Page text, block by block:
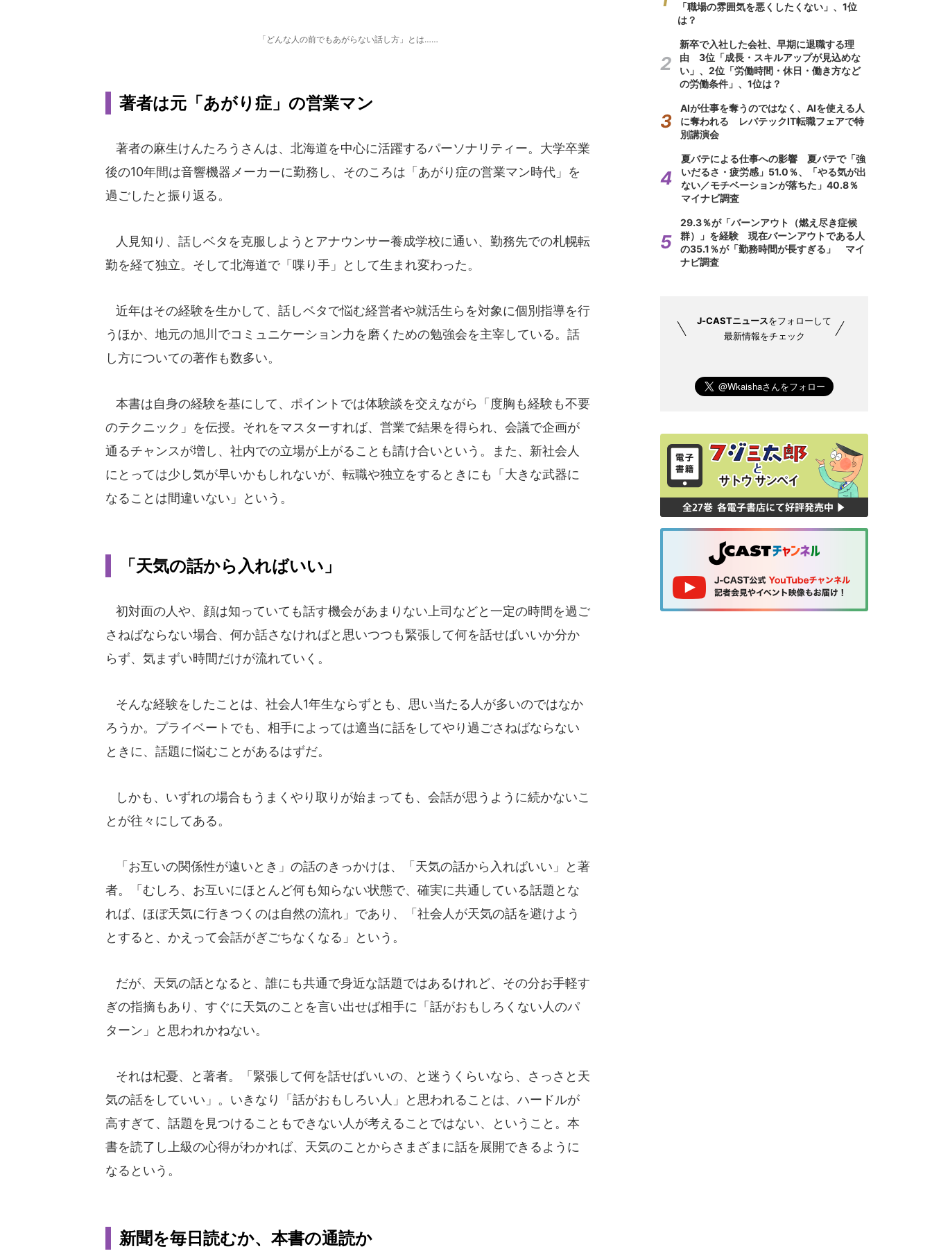
「どんな人の前でもあがらない話し方」とは……
著者は元「あがり症」の営業マン
著者の麻生けんたろうさんは、北海道を中心に活躍するパーソナリティー。大学卒業
後の10年間は音響機器メーカーに勤務し、そのころは「あがり症の営業マン時代」を
過ごしたと振り返る。
人見知り、話しベタを克服しようとアナウンサー養成学校に通い、勤務先での札幌転
勤を経て独立。そして北海道で「喋り手」として生まれ変わった。
近年はその経験を生かして、話しベタで悩む経営者や就活生らを対象に個別指導を行
うほか、地元の旭川でコミュニケーション力を磨くための勉強会を主宰している。話
し方についての著作も数多い。
本書は自身の経験を基にして、ポイントでは体験談を交えながら「度胸も経験も不要
のテクニック」を伝授。それをマスターすれば、営業で結果を得られ、会議で企画が
通るチャンスが増し、社内での立場が上がることも請け合いという。また、新社会人
にとっては少し気が早いかもしれないが、転職や独立をするときにも「大きな武器に
なることは間違いない」という。
「天気の話から入ればいい」
初対面の人や、顔は知っていても話す機会があまりない上司などと一定の時間を過ご
さねばならない場合、何か話さなければと思いつつも緊張して何を話せばいいか分か
らず、気まずい時間だけが流れていく。
そんな経験をしたことは、社会人1年生ならずとも、思い当たる人が多いのではなか
ろうか。プライベートでも、相手によっては適当に話をしてやり過ごさねばならない
ときに、話題に悩むことがあるはずだ。
しかも、いずれの場合もうまくやり取りが始まっても、会話が思うように続かないこ
とが往々にしてある。
「お互いの関係性が遠いとき」の話のきっかけは、「天気の話から入ればいい」と著
者。「むしろ、お互いにほとんど何も知らない状態で、確実に共通している話題とな
れば、ほぼ天気に行きつくのは自然の流れ」であり、「社会人が天気の話を避けよう
とすると、かえって会話がぎごちなくなる」という。
だが、天気の話となると、誰にも共通で身近な話題ではあるけれど、その分お手軽す
ぎの指摘もあり、すぐに天気のことを言い出せば相手に「話がおもしろくない人のパ
ターン」と思われかねない。
それは杞憂、と著者。「緊張して何を話せばいいの、と迷うくらいなら、さっさと天
気の話をしていい」。いきなり「話がおもしろい人」と思われることは、ハードルが
高すぎて、話題を見つけることもできない人が考えることではない、ということ。本
書を読了し上級の心得がわかれば、天気のことからさまざまに話を展開できるように
なるという。
新聞を毎日読むか、本書の通読か
「職場の雰囲気を悪くしたくない」、1位
は？
新卒で入社した会社、早期に退職する理
由 3位「成長・スキルアップが見込めな
い」、2位「労働時間・休日・働き方など
の労働条件」、1位は？
AIが仕事を奪うのではなく、AIを使える人
に奪われる レバテックIT転職フェアで特
別講演会
夏バテによる仕事への影響 夏バテで「強
いだるさ・疲労感」51.0％、「やる気が出
ない／モチベーションが落ちた」40.8％
マイナビ調査
29.3％が「バーンアウト（燃え尽き症候
群）」を経験 現在バーンアウトである人
の35.1％が「勤務時間が長すぎる」 マイ
ナビ調査
J-CASTニュースをフォローして
最新情報をチェック